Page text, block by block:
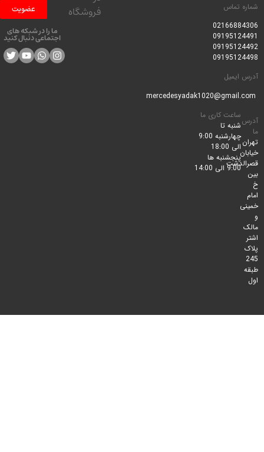
تماس
ساعت کاری ما
شنبه تا
چهارشنبه 9:00
الی 18:00
پنجشنبه ها
9:00 الی 14:00
فروشگاه
عضویت
ما را در شبکه های
اجتماعی دنبال کنید